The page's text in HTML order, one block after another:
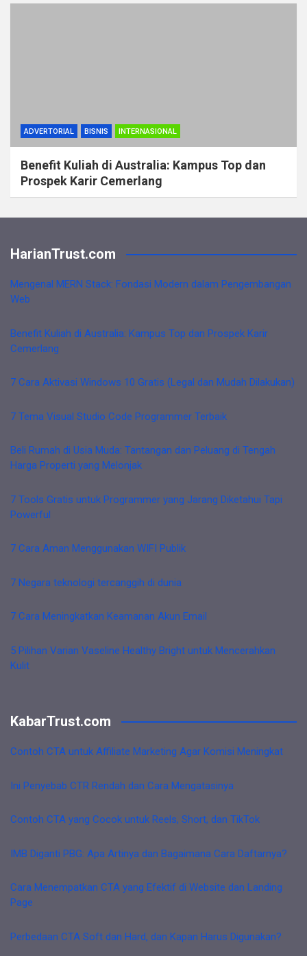
ADVERTORIAL BISNIS INTERNASIONAL
Benefit Kuliah di Australia: Kampus Top dan
Prospek Karir Cemerlang
HarianTrust.com
Mengenal MERN Stack: Fondasi Modern dalam Pengembangan
Web
Benefit Kuliah di Australia: Kampus Top dan Prospek Karir
Cemerlang
7 Cara Aktivasi Windows 10 Gratis (Legal dan Mudah Dilakukan)
7 Tema Visual Studio Code Programmer Terbaik
Beli Rumah di Usia Muda: Tantangan dan Peluang di Tengah
Harga Properti yang Melonjak
7 Tools Gratis untuk Programmer yang Jarang Diketahui Tapi
Powerful
7 Cara Aman Menggunakan WIFI Publik
7 Negara teknologi tercanggih di dunia
7 Cara Meningkatkan Keamanan Akun Email
5 Pilihan Varian Vaseline Healthy Bright untuk Mencerahkan
Kulit
KabarTrust.com
Contoh CTA untuk Affiliate Marketing Agar Komisi Meningkat
Ini Penyebab CTR Rendah dan Cara Mengatasinya
Contoh CTA yang Cocok untuk Reels, Short, dan TikTok
IMB Diganti PBG: Apa Artinya dan Bagaimana Cara Daftarnya?
Cara Menempatkan CTA yang Efektif di Website dan Landing
Page
Perbedaan CTA Soft dan Hard, dan Kapan Harus Digunakan?